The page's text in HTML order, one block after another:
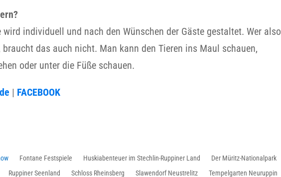
individuell und nach den Wünschen der Gäste gestaltet. Wer also
das auch nicht. Man kann den Tieren ins Maul schauen,
oder unter die Füße schauen.
| FACEBOOK
Fontane Festspiele Huskiabenteuer im Stechlin-Ruppiner Land
Der Müritz-Nationalpark
Ruppiner Seenland Schloss Rheinsberg Slawendorf Neustrelitz
Tempelgarten Neuruppin